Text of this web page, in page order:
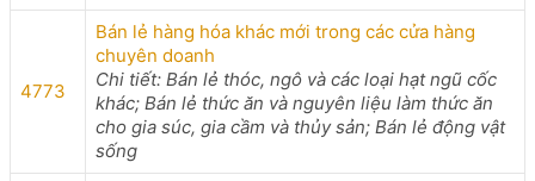
4773
Bán lẻ hàng hóa khác mới trong các cửa hàng
chuyên doanh
Chi tiết: Bán lẻ thóc, ngô và các loại hạt ngũ cốc
khác; Bán lẻ thức ăn và nguyên liệu làm thức ăn
cho gia súc, gia cầm và thủy sản; Bán lẻ động vật
sống